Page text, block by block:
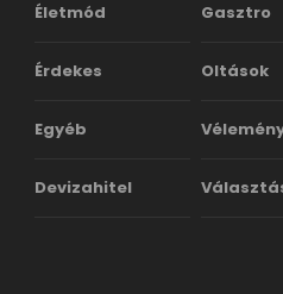
Életmód Gasztro
Érdekes Oltások
Egyéb
Devizahitel